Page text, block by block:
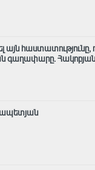
այն
գաղափարը. Հակոբյան